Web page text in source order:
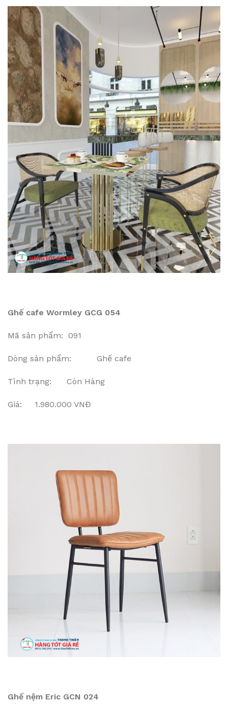
Ghế cafe Wormley GCG 054
Mã sản phẩm: 091
Dòng sản phẩm: Ghế cafe
Tình trạng: Còn Hàng
Giá: 1.980.000 VNĐ
Ghế nệm Eric GCN 024